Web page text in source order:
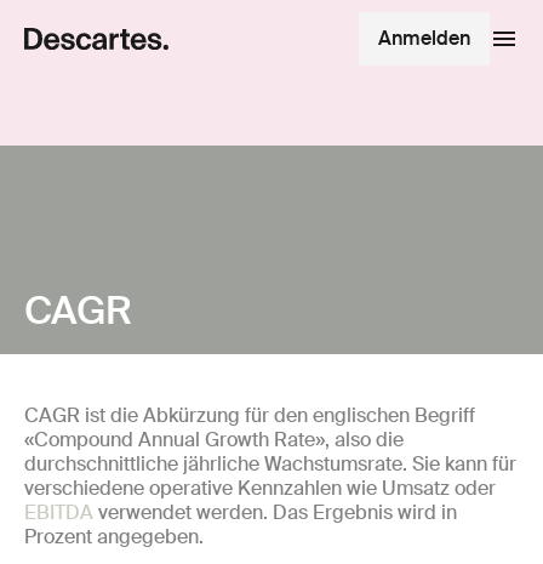
Anmelden
CAGR
CAGR ist die Abkürzung für den englischen Begriff
«Compound Annual Growth Rate», also die
durchschnittliche jährliche Wachstumsrate. Sie kann für
verschiedene operative Kennzahlen wie Umsatz oder
EBITDAverwendet werden. Das Ergebnis wird in
Prozent angegeben.